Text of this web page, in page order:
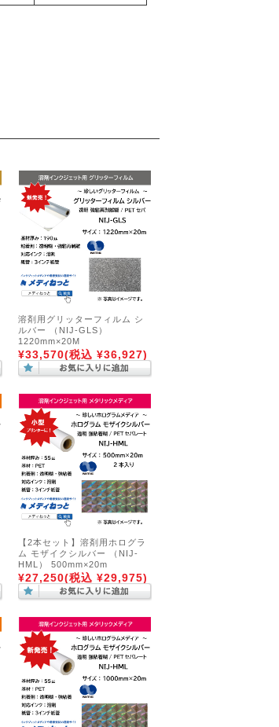
溶剤用グリッターフィルム シ
ルバー （NIJ-GLS）
1220mm×20M
¥33,570(税込 ¥36,927)
【2本セット】溶剤用ホログラ
ム モザイクシルバー （NIJ-
HML） 500mm×20m
¥27,250(税込 ¥29,975)